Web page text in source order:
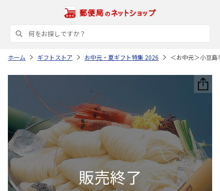
ホーム ギフトストア お中元・夏ギフト特集 2026 ＜お中元＞小豆